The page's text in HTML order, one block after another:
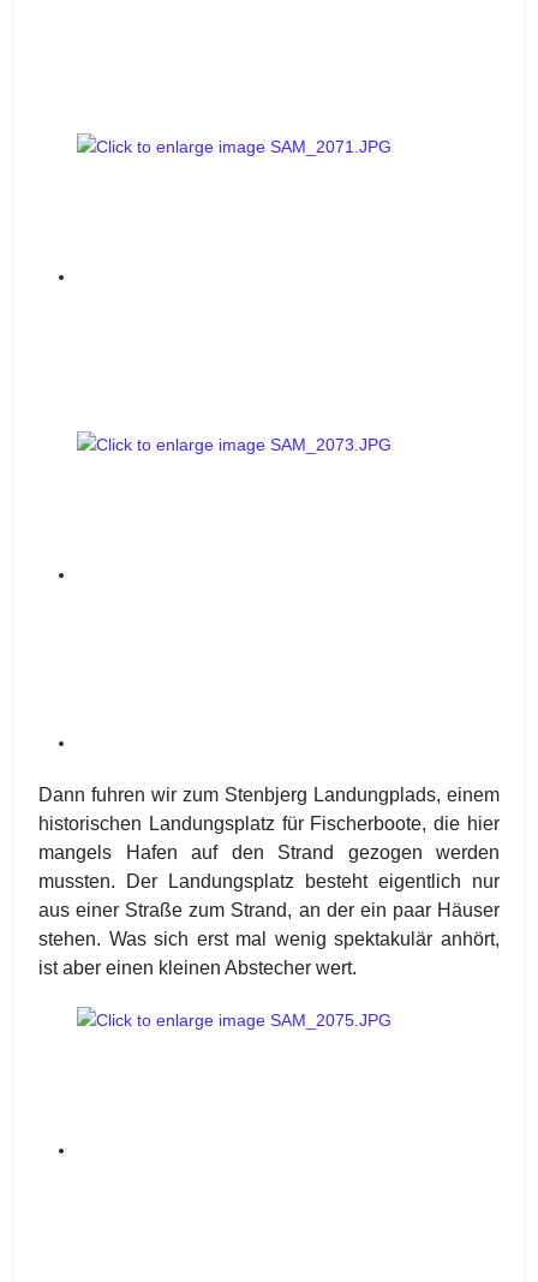
Dann fuhren wir zum Stenbjerg Landungplads, einem
historischen Landungsplatz für Fischerboote, die hier
mangels Hafen auf den Strand gezogen werden
mussten. Der Landungsplatz besteht eigentlich nur
aus einer Straße zum Strand, an der ein paar Häuser
stehen. Was sich erst mal wenig spektakulär anhört,
ist aber einen kleinen Abstecher wert.